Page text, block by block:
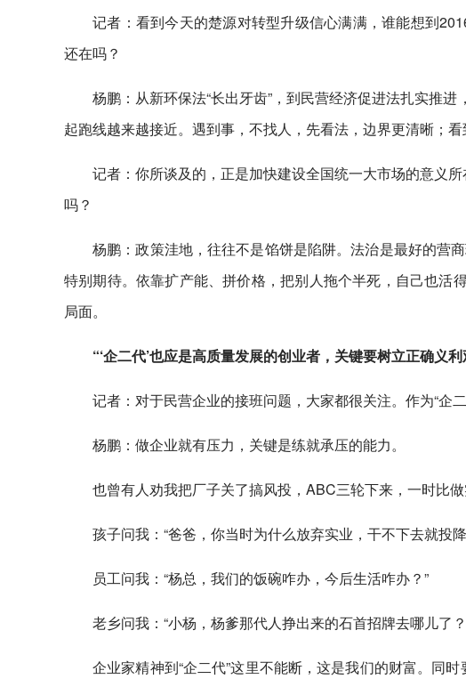
记者：看到今天的楚源对转型升级信心满满，谁能想到
还在吗？
杨鹏：从新环保法“长出牙齿”，到民营经济促进法扎实推
起跑线越来越接近。遇到事，不找人，先看法，边界更清晰；
记者：你所谈及的，正是加快建设全国统一大市场的意义
吗？
杨鹏：政策洼地，往往不是馅饼是陷阱。法治是最好的营
特别期待。依靠扩产能、拼价格，把别人拖个半死，自己也
局面。
“‘企二代’也应是高质量发展的创业者，关键要树立正确义利
记者：对于民营企业的接班问题，大家都很关注。作为“企
杨鹏：做企业就有压力，关键是练就承压的能力。
也曾有人劝我把厂子关了搞风投，ABC三轮下来，一时比
孩子问我：“爸爸，你当时为什么放弃实业，干不下去就投
员工问我：“杨总，我们的饭碗咋办，今后生活咋办？”
老乡问我：“小杨，杨爹那代人挣出来的石首招牌去哪儿了
企业家精神到“企二代”这里不能断，这是我们的财富。同